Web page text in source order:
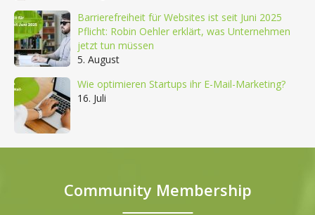
Barrierefreiheit für Websites ist seit Juni 2025
Pflicht: Robin Oehler erklärt, was Unternehmen
jetzt tun müssen
5. August
Wie optimieren Startups ihr E-Mail-Marketing?
16. Juli
Community Membership